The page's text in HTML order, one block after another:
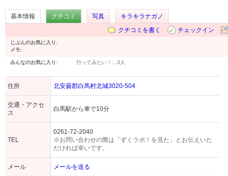
基本情報 クチコミ 写真
キラキラナガノ
クチコミを書く
チェックイン
じぶんのお気に入り:
メモ:
みんなのお気に入り: 行ってみたい！… 3人
住所 北安曇郡白馬村北城3020-504
交通・アクセ
ス
白馬駅から車で10分
TEL
0261-72-2040
※お問い合わせの際は「ずくラボ！を見た」とお伝えいた
だければ幸いです。
メール メールを送る